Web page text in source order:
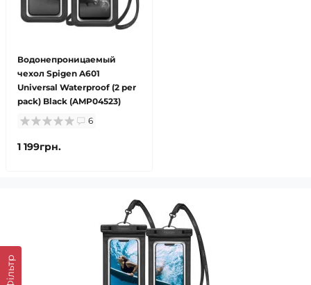
Фільтр
Водонепроницаемый
чехол Spigen A601
Universal Waterproof (2 per
pack) Black (AMP04523)
6
1 199грн.